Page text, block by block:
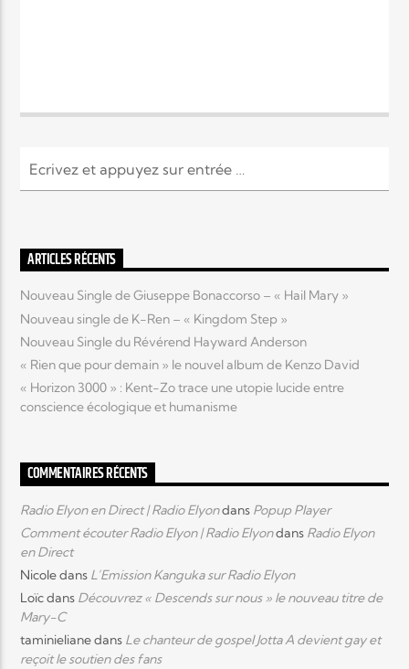
ARTICLES RÉCENTS
Nouveau Single de Giuseppe Bonaccorso – « Hail Mary »
Nouveau single de K-Ren – « Kingdom Step »
Nouveau Single du Révérend Hayward Anderson
« Rien que pour demain » le nouvel album de Kenzo David
« Horizon 3000 » : Kent-Zo trace une utopie lucide entre
conscience écologique et humanisme
COMMENTAIRES RÉCENTS
Radio Elyon en Direct | Radio Elyondans Popup Player
Comment écouter Radio Elyon | Radio Elyondans Radio Elyon
en Direct
Nicoledans L’Emission Kanguka sur Radio Elyon
Loïcdans Découvrez « Descends sur nous » le nouveau titre de
Mary-C
taminielianedans Le chanteur de gospel Jotta A devient gay et
reçoit le soutien des fans